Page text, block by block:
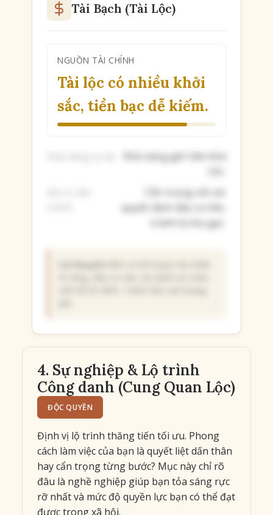
Tài Bạch (Tài Lộc)
NGUỒN TÀI CHÍNH
Tài lộc có nhiều khởi
sắc, tiền bạc dễ kiếm.
Khả năng giữ tiền khá
Cẩn trọng với các
quyết định đầu tư lớn,
tránh bị lừa gạt.
4. Sự nghiệp & Lộ trình
Công danh (Cung Quan Lộc)
ĐỘC QUYỀN
Định vị lộ trình thăng tiến tối ưu. Phong
cách làm việc của bạn là quyết liệt dấn thân
hay cẩn trọng từng bước? Mục này chỉ rõ
đâu là nghề nghiệp giúp bạn tỏa sáng rực
rỡ nhất và mức độ quyền lực bạn có thể đạt
được trong xã hội.